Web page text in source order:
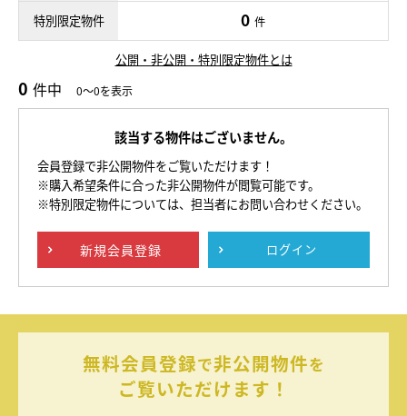
特別限定物件 0 件
公開・非公開・特別限定物件とは
0 件中 0～0を表示
該当する物件はございません。
会員登録で非公開物件をご覧いただけます！
※購入希望条件に合った非公開物件が閲覧可能です。
※特別限定物件については、担当者にお問い合わせください。
新規会員登録 ログイン
無料会員登録で非公開物件を
ご覧いただけます！